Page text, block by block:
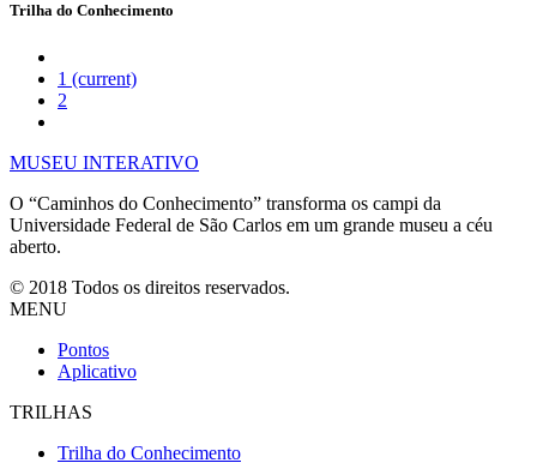
Trilha do Conhecimento
1 (current)
2
MUSEU INTERATIVO
O “Caminhos do Conhecimento” transforma os campi da
Universidade Federal de São Carlos em um grande museu a céu
aberto.
© 2018 Todos os direitos reservados.
MENU
Pontos
Aplicativo
TRILHAS
Trilha do Conhecimento